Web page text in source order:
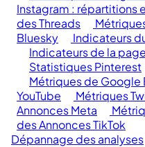
Instagram : répartitions
des Threads
Bluesky
Indicateurs
Indicateurs de la
Statistiques Pinterest
Métriques de Google
YouTube
Métriques
Annonces Meta
des Annonces TikTok
Dépannage des analyses